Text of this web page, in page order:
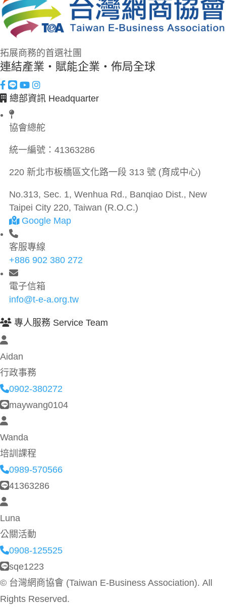
拓展商務的首選社團
連結產業・賦能企業・佈局全球
總部資訊 Headquarter
協會總舵
統一編號： 41363286
220 新北市板橋區文化路一段 313 號 (育成中心)
No.313, Sec. 1, Wenhua Rd., Banqiao Dist., New
Taipei City 220, Taiwan (R.O.C.)
Google Map
客服專線
+886 902 380 272
電子信箱
info@t-e-a.org.tw
專人服務 Service Team
Aidan
行政事務
0902-380272
maywang0104
Wanda
培訓課程
0989-570566
41363286
Luna
公關活動
0908-125525
sqe1223
© 台灣網商協會 (Taiwan E-Business Association). All
Rights Reserved.